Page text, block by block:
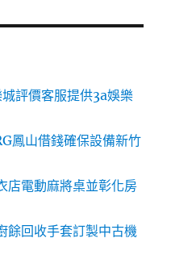
評價客服提供3a娛樂
鳳山借錢確保設備新竹
店電動麻將桌並彰化房
餘回收手套訂製中古機